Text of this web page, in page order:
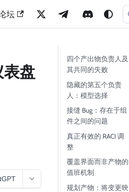
坛
表盘
四个产出物负责人及
其共同的失败
隐藏的第五个负责
人：模型选择
接缝 Bug：存在于组
件之间的问题
真正有效的 RACI 调
整
覆盖界面而非产物的
值班机制
规划产物：将变更映